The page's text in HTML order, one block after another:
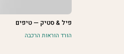
פיל & סטיק — טיפים
הורד הוראות הרכבה